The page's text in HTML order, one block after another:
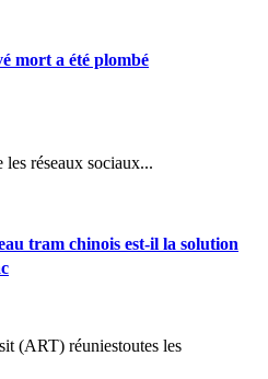
mort a été plombé
réseaux sociaux...
tram chinois est-il la solution
(ART) réuniestoutes les